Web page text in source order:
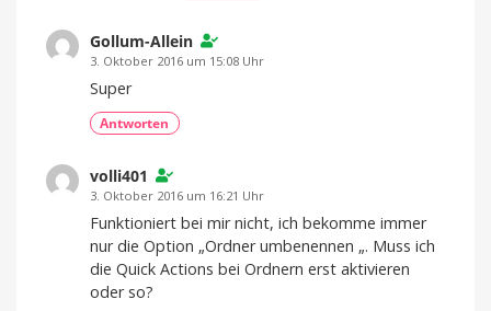
Gollum-Allein
3. Oktober 2016 um 15:08 Uhr
Super
Antworten
volli401
3. Oktober 2016 um 16:21 Uhr
Funktioniert bei mir nicht, ich bekomme immer
nur die Option „Ordner umbenennen „. Muss ich
die Quick Actions bei Ordnern erst aktivieren
oder so?